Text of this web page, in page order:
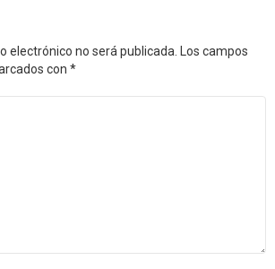
electrónico no será publicada.
Los campos
con *